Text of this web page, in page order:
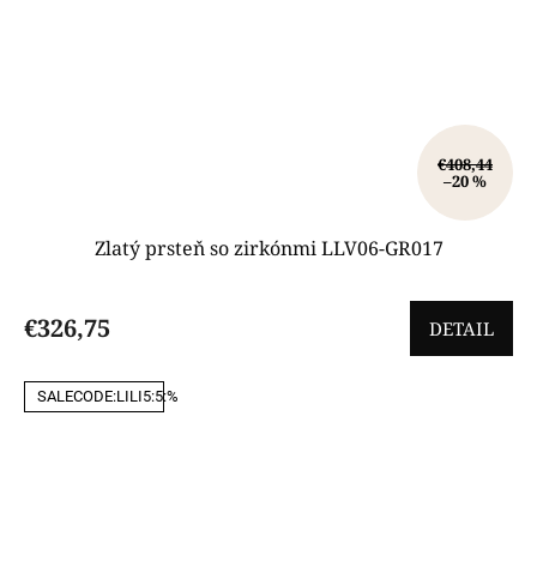
€408,44
–20 %
Zlatý prsteň so zirkónmi LLV06-GR017
€326,75 DETAIL
SALECODE:LILI5:5:%